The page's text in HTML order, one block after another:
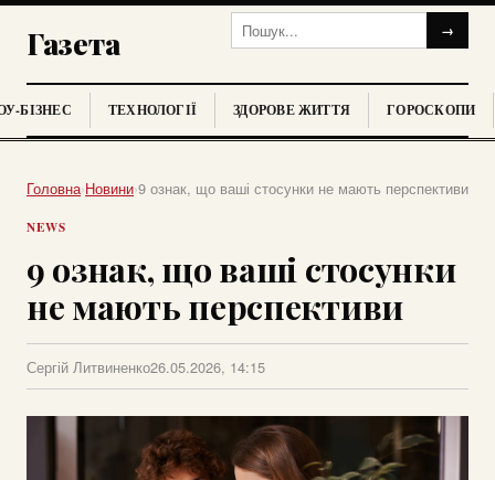
Газета →
БІЗНЕС ТЕХНОЛОГІЇ ЗДОРОВЕ ЖИТТЯ ГОРОСКОПИ
Головна›Новини›9 ознак, що ваші стосунки не мають перспективи
NEWS
9 ознак, що ваші стосунки
не мають перспективи
Сергій Литвиненко26.05.2026, 14:15